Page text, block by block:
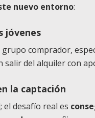
nuevo entorno:
jóvenes
comprador,
salir del alquiler con
la captación
el desafío real es